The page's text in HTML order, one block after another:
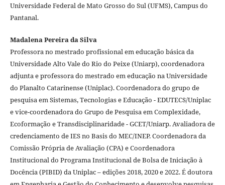
Universidade Federal de Mato Grosso do Sul (UFMS), Campus do
Pantanal.
Madalena Pereira da Silva
Professora no mestrado profissional em educação básica da
Universidade Alto Vale do Rio do Peixe (Uniarp), coordenadora
adjunta e professora do mestrado em educação na Universidade
do Planalto Catarinense (Uniplac). Coordenadora do grupo de
pesquisa em Sistemas, Tecnologias e Educação - EDUTECS/Uniplac
e vice-coordenadora do Grupo de Pesquisa em Complexidade,
Ecoformação e Transdisciplinaridade - GCET/Uniarp. Avaliadora de
credenciamento de IES no Basis do MEC/INEP. Coordenadora da
Comissão Própria de Avaliação (CPA) e Coordenadora
Institucional do Programa Institucional de Bolsa de Iniciação à
Docência (PIBID) da Uniplac – edições 2018, 2020 e 2022. É doutora